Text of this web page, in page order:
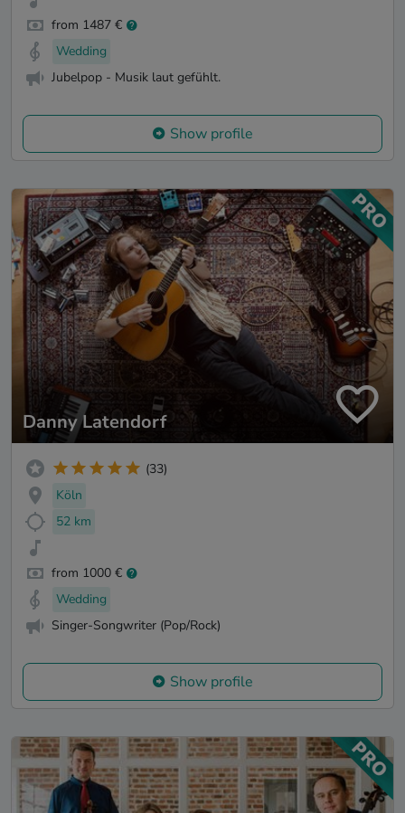
from 1487 €
Wedding
Jubelpop - Musik laut gefühlt.
Show profile
Danny Latendorf
(33)
Köln
52 km
from 1000 €
Wedding
Singer-Songwriter (Pop/Rock)
Show profile